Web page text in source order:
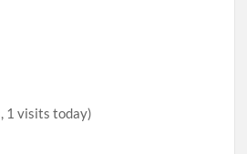
1 visits today)